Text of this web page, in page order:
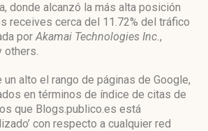
donde alcanzó la más alta posición
receives cerca del 11.72% del tráfico
porAkamai Technologies Inc.,
others.
alto el rango de páginas de Google,
en términos de índice de citas de
que Blogs.publico.es está
con respecto a cualquier red